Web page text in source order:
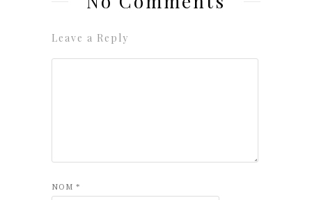
Leave a Reply
NOM *